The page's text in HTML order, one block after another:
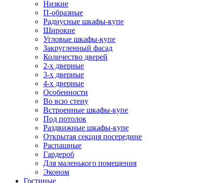
Низкие
П-образные
Радиусные шкафы-купе
Широкие
Угловые шкафы-купе
Закругленный фасад
Количество дверей
2-х дверные
3-х дверные
4-х дверные
Особенности
Во всю стену
Встроенные шкафы-купе
Под потолок
Раздвижные шкафы-купе
Открытая секция посередине
Распашные
Гардероб
Для маленького помещения
Эконом
Гостиные